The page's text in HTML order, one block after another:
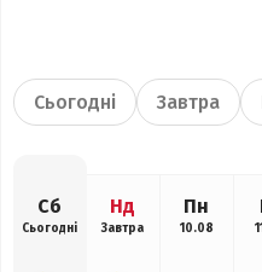
Сьогодні Завтра
Сб
Сьогодні
Нд
Завтра
Пн
10.08